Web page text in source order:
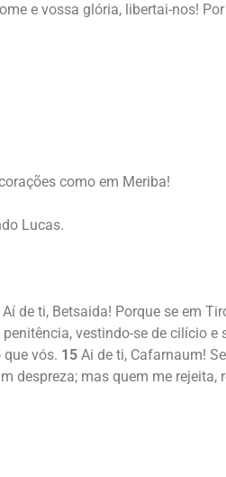
e vossa glória, libertai-nos!
como em Meriba!
Lucas.
Aí de ti, Betsaida! Porque se em
vestindo-se de cilício e
vós. 15 Ai de ti, Cafarnaum!
despreza; mas quem me rejeita,